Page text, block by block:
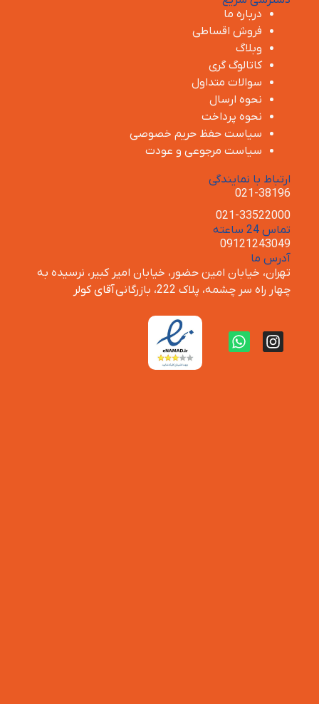
درباره ما
فروش اقساطی
وبلاگ
کاتالوگ گری
سوالات متداول
نحوه ارسال
نحوه پرداخت
سیاست حفظ حریم خصوصی
سیاست مرجوعی و عودت
ارتباط با نمایندگی
021-38196
021-33522000
تماس 24 ساعته
09121243049
آدرس ما
تهران، خیابان امین حضور، خیابان امیر کبیر، نرسیده به
چهار راه سر چشمه، پلاک 222، بازرگانی
آقای کولر